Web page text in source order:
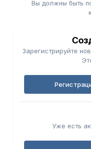
Вы должны быть
Зарегистрируйте
Уже есть